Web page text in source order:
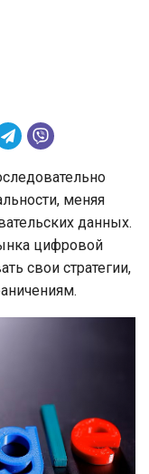
меняя
данных.
цифровой
свои стратегии,